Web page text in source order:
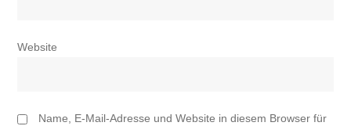
Website
Name, E-Mail-Adresse und Website in diesem Browser für